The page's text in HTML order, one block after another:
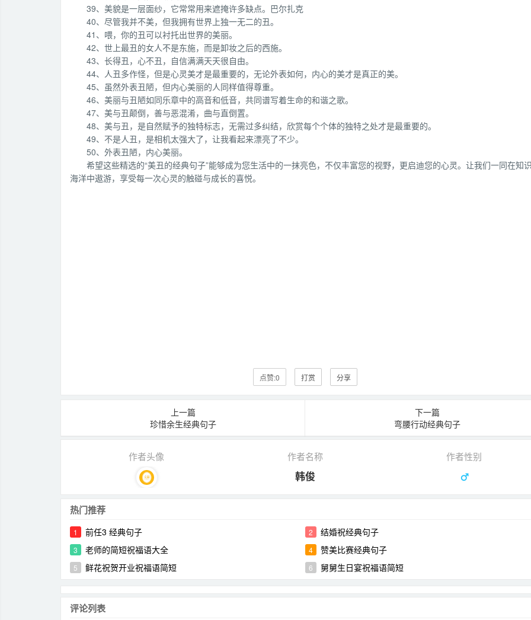
39、美貌是一层面纱，它常常用来遮掩许多缺点。巴尔扎克
40、尽管我并不美，但我拥有世界上独一无二的丑。
41、喂，你的丑可以衬托出世界的美丽。
42、世上最丑的女人不是东施，而是卸妆之后的西施。
43、长得丑，心不丑，自信满满天天很自由。
44、人丑多作怪，但是心灵美才是最重要的，无论外表如何，内心的美才是真正的美。
45、虽然外表丑陋，但内心美丽的人同样值得尊重。
46、美丽与丑陋如同乐章中的高音和低音，共同谱写着生命的和谐之歌。
47、美与丑颠倒，善与恶混淆，曲与直倒置。
48、美与丑，是自然赋予的独特标志，无需过多纠结，欣赏每个个体的独特之处才是最重要的。
49、不是人丑，是相机太强大了，让我看起来漂亮了不少。
50、外表丑陋，内心美丽。
希望这些精选的“美丑的经典句子”能够成为您生活中的一抹亮色，不仅丰富您的视野，更启迪您的心灵。让我们一同在知
海洋中遨游，享受每一次心灵的触碰与成长的喜悦。
点赞:0 打赏 分享
上一篇
珍惜余生经典句子
下一篇
弯腰行动经典句子
作者头像 作者名称 作者性别
韩俊
热门推荐
1 前任3 经典句子 2 结婚祝经典句子
3 老师的简短祝福语大全 4 赞美比赛经典句子
5 鲜花祝贺开业祝福语简短 6 舅舅生日宴祝福语简短
评论列表